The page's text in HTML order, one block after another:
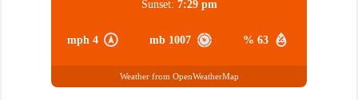
63 %
1007 mb
4 mph
Sunset: 7:29 pm
Weather from OpenWeatherMap